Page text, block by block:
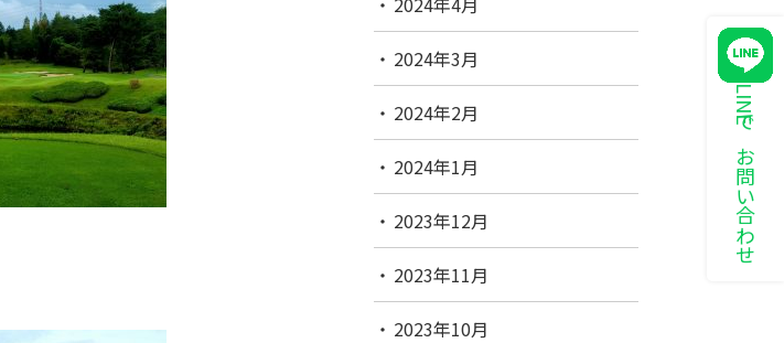
LINEでお問い合わせ
2024年3月
2024年2月
2024年1月
2023年12月
2023年11月
2023年10月